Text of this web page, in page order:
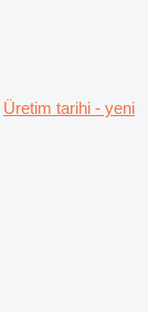
Üretim tarihi - yeni